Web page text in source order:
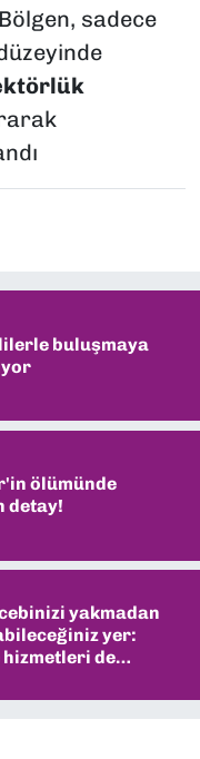
sadece
buluşmaya
ölümünde
detay!
yakmadan
yer:
hizmetleri de